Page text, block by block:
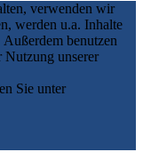
verwenden wir
werden u.a. Inhalte
benutzen
Nutzung unserer
Sie unter